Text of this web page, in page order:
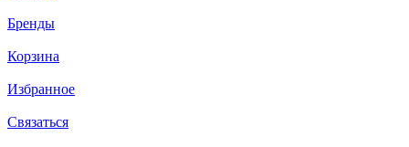
Бренды
Корзина
Избранное
Связаться